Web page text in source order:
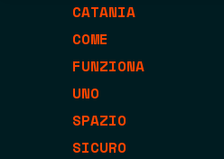
CATANIA
COME
FUNZIONA
UNO
SPAZIO
SICURO